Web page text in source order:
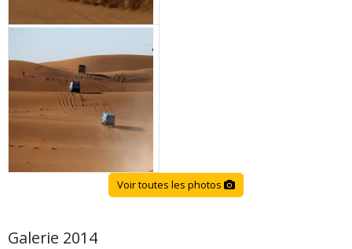
Voir toutes les photos
Galerie 2014